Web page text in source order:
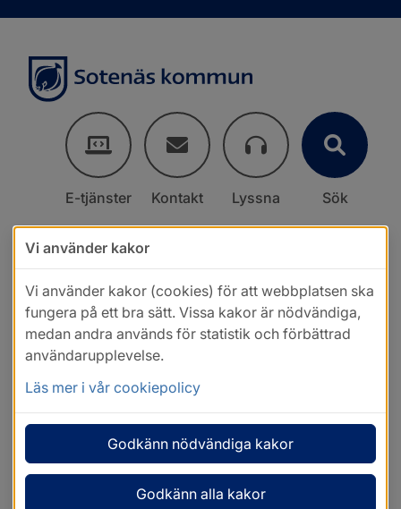
E-tjänster Kontakt Lyssna Sök
Vi använder kakor
Vi använder kakor (cookies) för att webbplatsen ska
fungera på ett bra sätt. Vissa kakor är nödvändiga,
medan andra används för statistik och förbättrad
användarupplevelse.
Läs mer i vår cookiepolicy
Godkänn nödvändiga kakor
Godkänn alla kakor